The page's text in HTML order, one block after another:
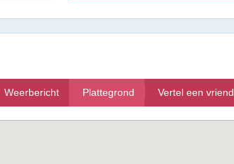
Weerbericht Plattegrond Vertel een vriend